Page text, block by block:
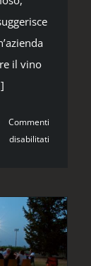
il vino
Commenti
disabilitatisu
dell’Azienda
Agricola
Vini